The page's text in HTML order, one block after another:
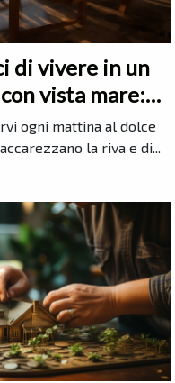
di vivere in un
vista mare:
economici
ogni mattina al dolce
la riva e di...